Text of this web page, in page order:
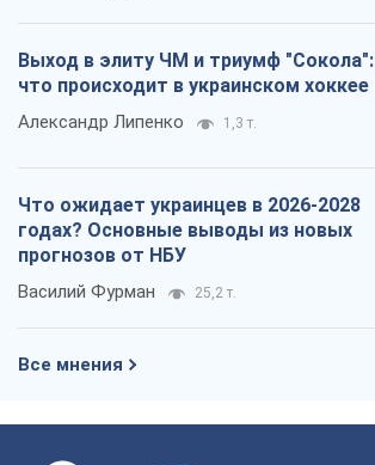
Выход в элиту ЧМ и триумф "Сокола":
что происходит в украинском хоккее
Александр Липенко 1,3 т.
Что ожидает украинцев в 2026-2028
годах? Основные выводы из новых
прогнозов от НБУ
Василий Фурман 25,2 т.
Все мнения